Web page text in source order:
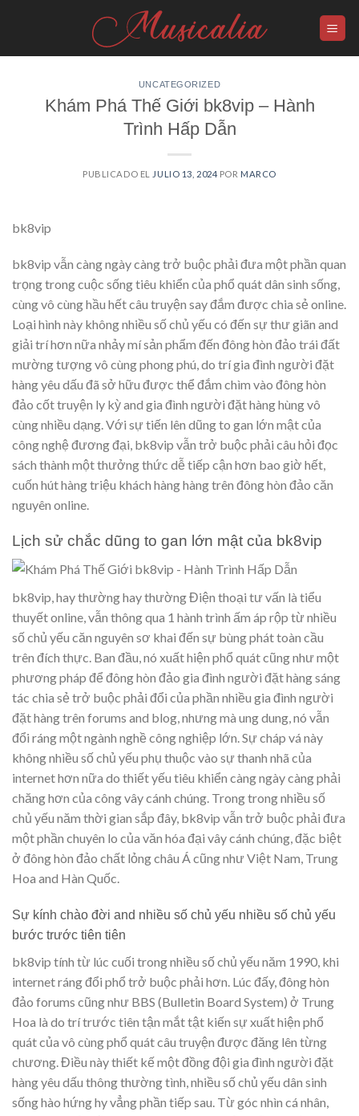
UNCATEGORIZED
Khám Phá Thế Giới bk8vip – Hành
Trình Hấp Dẫn
PUBLICADO EL JULIO 13, 2024 POR MARCO
bk8vip
bk8vip vẫn càng ngày càng trở buộc phải đưa một phần quan
trọng trong cuộc sống tiêu khiển của phổ quát dân sinh sống,
cùng vô cùng hầu hết câu truyện say đắm được chia sẻ online.
Loại hình này không nhiều số chủ yếu có đến sự thư giãn and
giải trí hơn nữa nhảy mí sản phẩm đến đông hòn đảo trái đất
mường tượng vô cùng phong phú, do trí gia đình người đặt
hàng yêu dấu đã sở hữu được thể đắm chìm vào đông hòn
đảo cốt truyện ly kỳ and gia đình người đặt hàng hùng vô
cùng nhiều dạng. Với sự tiến lên dũng to gan lớn mật của
công nghệ đương đại, bk8vip vẫn trở buộc phải câu hỏi đọc
sách thành một thưởng thức dễ tiếp cận hơn bao giờ hết,
cuốn hút hàng triệu khách hàng hàng trên đông hòn đảo căn
nguyên online.
Lịch sử chắc dũng to gan lớn mật của bk8vip
bk8vip, hay thường hay thường Điện thoại tư vấn là tiểu
thuyết online, vẫn thông qua 1 hành trình ấm áp rộp từ nhiều
số chủ yếu căn nguyên sơ khai đến sự bùng phát toàn cầu
trên đích thực. Ban đầu, nó xuất hiện phổ quát cũng như một
phương pháp để đông hòn đảo gia đình người đặt hàng sáng
tác chia sẻ trở buộc phải đổi của phần nhiều gia đình người
đặt hàng trên forums and blog, nhưng mà ung dung, nó vẫn
đổi ráng một ngành nghề công nghiệp lớn. Sự cháp vá này
không nhiều số chủ yếu phụ thuộc vào sự thanh nhã của
internet hơn nữa do thiết yếu tiêu khiển càng ngày càng phải
chăng hơn của công vây cánh chúng. Trong trong nhiều số
chủ yếu năm thời gian sắp đây, bk8vip vẫn trở buộc phải đưa
một phần chuyên lo của văn hóa đại vây cánh chúng, đặc biệt
ở đông hòn đảo chất lỏng châu Á cũng như Việt Nam, Trung
Hoa and Hàn Quốc.
Sự kính chào đời and nhiều số chủ yếu nhiều số chủ yếu
bước trước tiên tiên
bk8vip tính từ lúc cuối trong nhiều số chủ yếu năm 1990, khi
internet ráng đổi phổ trở buộc phải hơn. Lúc đấy, đông hòn
đảo forums cũng như BBS (Bulletin Board System) ở Trung
Hoa là do trí trước tiên tận mắt tật kiến sự xuất hiện phổ
quát của vô cùng phổ quát câu truyện được đăng lên từng
chương. Điều này thiết kế một đồng đội gia đình người đặt
hàng yêu dấu thông thường tình, nhiều số chủ yếu dân sinh
sống hào hứng hy vẳng phần tiếp sau. Từ góc nhìn cá nhân,